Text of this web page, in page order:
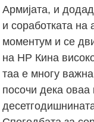
Армијата, и
и соработката на
моментум и се
на НР Кина
таа е многу
посочи дека